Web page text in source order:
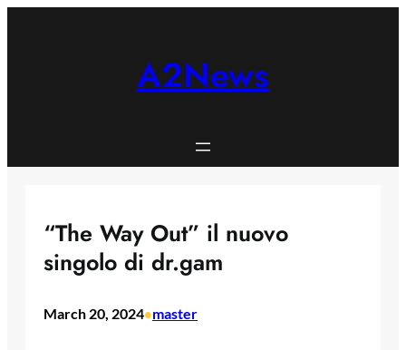
A2News
“The Way Out” il nuovo
singolo di dr.gam
March 20, 2024•master